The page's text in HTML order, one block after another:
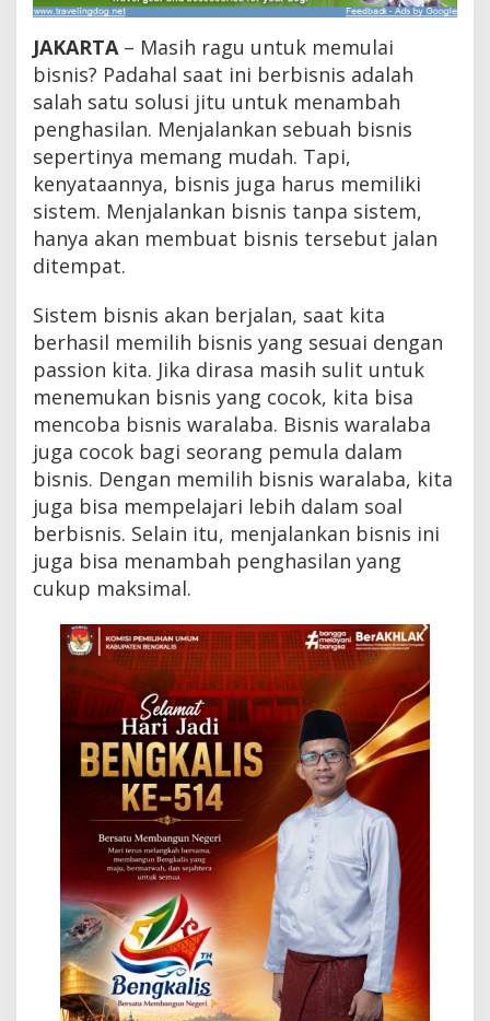
p
s
a
n
,
C
b
a
4
i
s
W
a
r
a
l
b
a
u
n
t
u
k
P
e
r
e
b
a
l
D
o
m
p
e
t
A
n
d
a
JAKARTA– Masih ragu untuk memulai
bisnis? Padahal saat ini berbisnis adalah
salah satu solusi jitu untuk menambah
penghasilan. Menjalankan sebuah bisnis
sepertinya memang mudah. Tapi,
kenyataannya, bisnis juga harus memiliki
sistem. Menjalankan bisnis tanpa sistem,
hanya akan membuat bisnis tersebut jalan
ditempat.
Sistem bisnis akan berjalan, saat kita
berhasil memilih bisnis yang sesuai dengan
passion kita. Jika dirasa masih sulit untuk
menemukan bisnis yang cocok, kita bisa
mencoba bisnis waralaba. Bisnis waralaba
juga cocok bagi seorang pemula dalam
bisnis. Dengan memilih bisnis waralaba, kita
juga bisa mempelajari lebih dalam soal
berbisnis. Selain itu, menjalankan bisnis ini
juga bisa menambah penghasilan yang
cukup maksimal.